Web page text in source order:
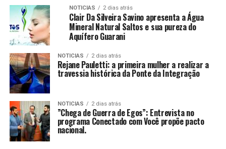
NOTICIAS 2 dias atrás
Clair Da Silveira Savino apresenta a Água
Mineral Natural Saltos e sua pureza do
Aquífero Guarani
NOTICIAS 2 dias atrás
Rejane Pauletti: a primeira mulher a realizar a
travessia histórica da Ponte da Integração
NOTICIAS 2 dias atrás
​”Chega de Guerra de Egos”: Entrevista no
programa Conectado com Você propõe pacto
nacional.